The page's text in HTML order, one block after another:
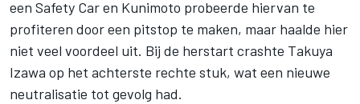
een Safety Car en Kunimoto probeerde hiervan te
profiteren door een pitstop te maken, maar haalde hier
niet veel voordeel uit. Bij de herstart crashte Takuya
Izawa op het achterste rechte stuk, wat een nieuwe
neutralisatie tot gevolg had.